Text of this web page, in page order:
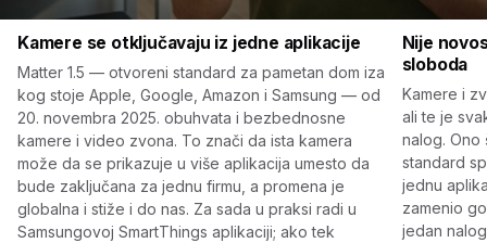
Kamere se otključavaju iz jedne aplikacije
Matter 1.5 — otvoreni standard za pametan dom iza
kog stoje Apple, Google, Amazon i Samsung — od
20. novembra 2025. obuhvata i bezbednosne
kamere i video zvona. To znači da ista kamera
može da se prikazuje u više aplikacija umesto da
bude zaključana za jednu firmu, a promena je
globalna i stiže i do nas. Za sada u praksi radi u
Samsungovoj SmartThings aplikaciji; ako tek
Nije
sloboda
Kamere i
ali te je
nalog. Ono
standard
jednu
zamenio
jedan